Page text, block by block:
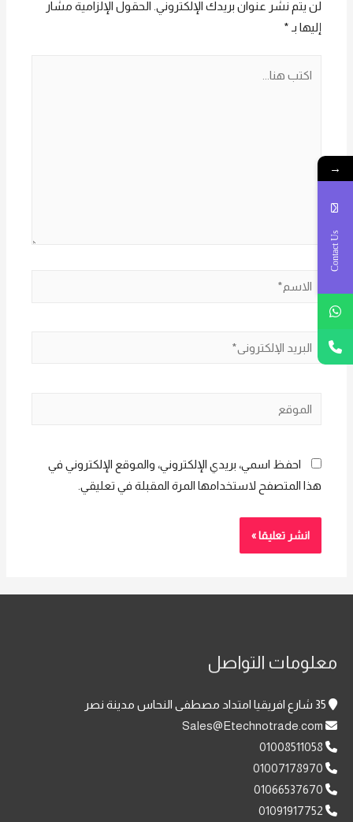
لن يتم نشر عنوان بريدك الإلكتروني. الحقول الإلزامية مشار
إليها بـ *
الاسم*
البريد
الإلكتروني*
الموقع
احفظ اسمي، بريدي الإلكتروني، والموقع الإلكتروني في
هذا المتصفح لاستخدامها المرة المقبلة في تعليقي.
معلومات التواصل
01008511058
01007178970
01066537670
01091917752
→
Contact Us